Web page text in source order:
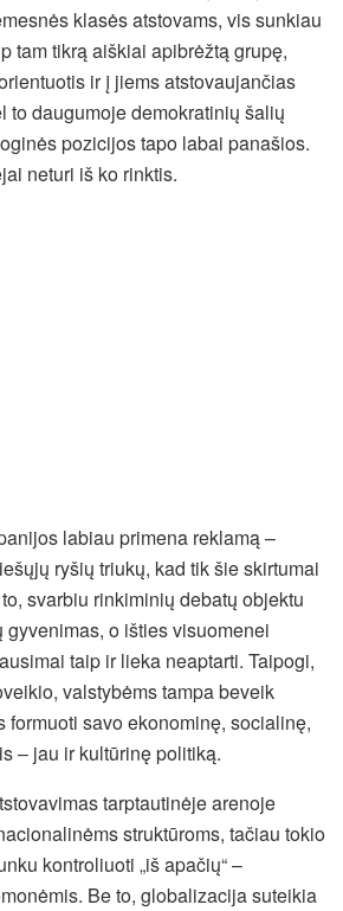
klasės atstovams, vis sunkiau
tam tikrą aiškiai apibrėžtą grupę,
ir į jiems atstovaujančias
to daugumoje demokratinių šalių
pozicijos tapo labai panašios.
neturi iš ko rinktis.
labiau primena reklamą –
ryšių triukų, kad tik šie skirtumai
svarbiu rinkiminių debatų objektu
o išties visuomenei
taip ir lieka neaptarti. Taipogi,
valstybėms tampa beveik
formuoti savo ekonominę, socialinę,
– jau ir kultūrinę politiką.
tarptautinėje arenoje
struktūroms, tačiau tokio
kontroliuoti „iš apačių“ –
Be to, globalizacija suteikia